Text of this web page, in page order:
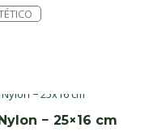
− 25×16 cm